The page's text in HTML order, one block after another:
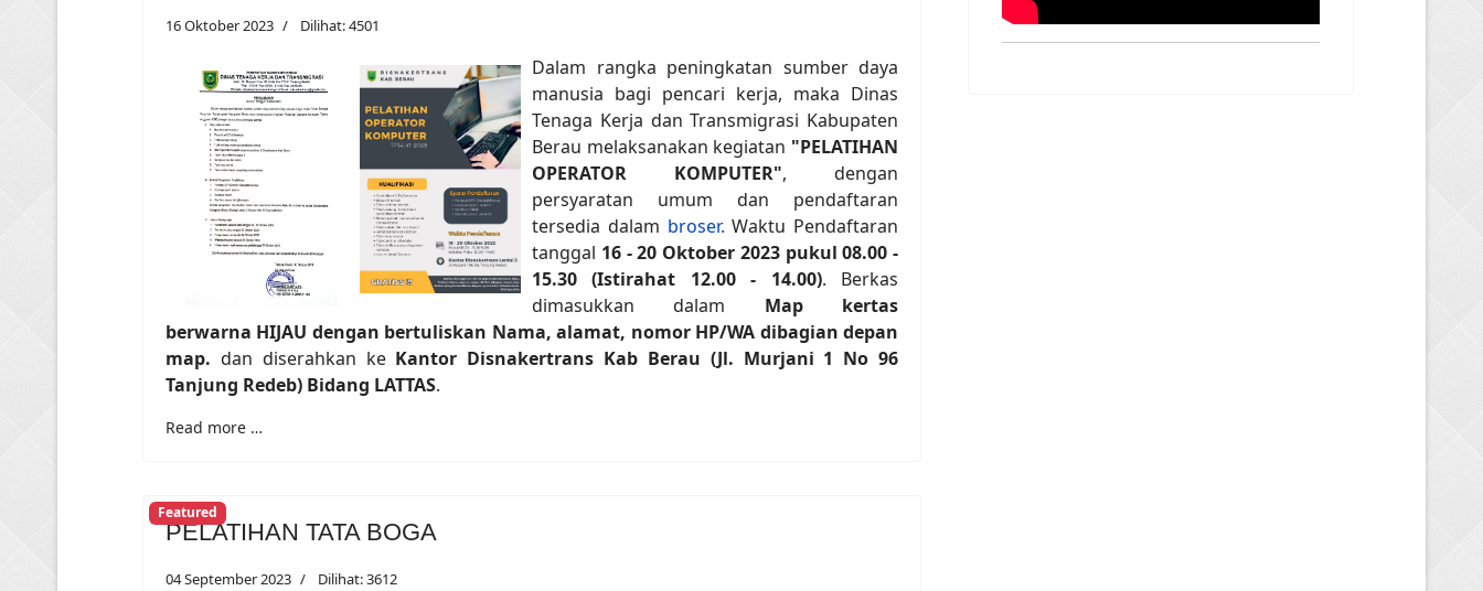
16 Oktober 2023 Dilihat: 4501
Dalam rangka peningkatan sumber daya
manusia bagi pencari kerja, maka Dinas
Tenaga Kerja dan Transmigrasi Kabupaten
Berau melaksanakan kegiatan "PELATIHAN
OPERATOR KOMPUTER", dengan
persyaratan umum dan pendaftaran
tersedia dalam broser. Waktu Pendaftaran
tanggal 16 - 20 Oktober 2023 pukul 08.00 -
15.30 (Istirahat 12.00 - 14.00). Berkas
dimasukkan dalam Map kertas
berwarna HIJAU dengan bertuliskan Nama, alamat, nomor HP/WA dibagian depan
map. dan diserahkan ke Kantor Disnakertrans Kab Berau (Jl. Murjani 1 No 96
Tanjung Redeb) Bidang LATTAS.
Read more …
Featured
PELATIHAN TATA BOGA
04 September 2023 Dilihat: 3612